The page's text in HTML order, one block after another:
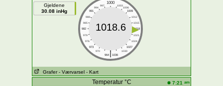
Gjeldene
30.08 inHg
1000
997 1003
994
1006
991
1009
988
1012
985
1015
982
1018
979
1021
976
1024
973
1027
970
1030
|
964 1036
1018.6
Grafer - Værvarsel - Kart
Temperatur °C 7:21 am